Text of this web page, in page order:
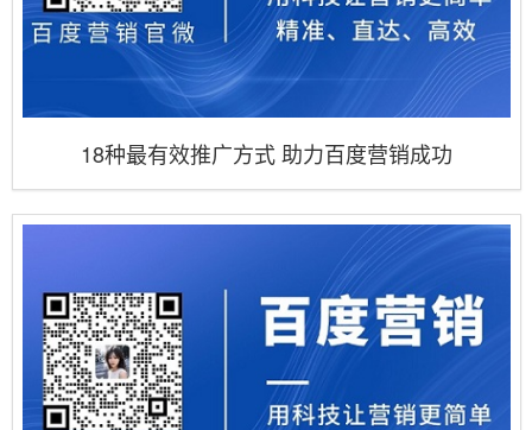
18种最有效推广方式 助力百度营销成功